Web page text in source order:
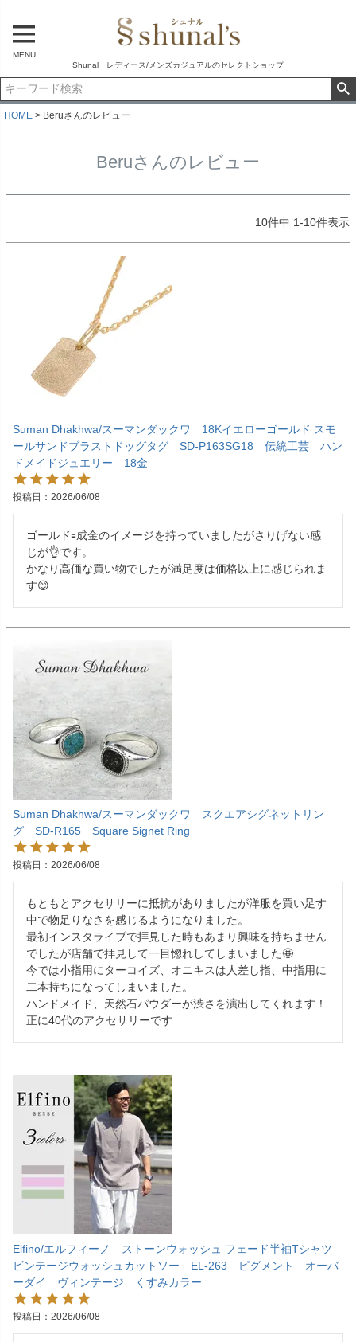
MENU
Shunal レディース/メンズカジュアルのセレクトショップ
HOME Beruさんのレビュー
Beruさんのレビュー
10件中 1-10件表示
Suman Dhakhwa/スーマンダックワ 18Kイエローゴールド スモ
ールサンドブラストドッグタグ SD-P163SG18 伝統工芸 ハン
ドメイドジュエリー 18金
投稿日 2026/06/08
ゴールド🟰成金のイメージを持っていましたがさりげない感
じが👌です。
かなり高価な買い物でしたが満足度は価格以上に感じられま
す😊
Suman Dhakhwa/スーマンダックワ スクエアシグネットリン
グ SD-R165 Square Signet Ring
投稿日 2026/06/08
もともとアクセサリーに抵抗がありましたが洋服を買い足す
中で物足りなさを感じるようになりました。
最初インスタライブで拝見した時もあまり興味を持ちません
でしたが店舗で拝見して一目惚れしてしまいました🤩
今では小指用にターコイズ、オニキスは人差し指、中指用に
二本持ちになってしまいました。
ハンドメイド、天然石パウダーが渋さを演出してくれます！
正に40代のアクセサリーです
Elfino/エルフィーノ ストーンウォッシュ フェード半袖Tシャツ
ビンテージウォッシュカットソー EL-263 ピグメント オーバ
ーダイ ヴィンテージ くすみカラー
投稿日 2026/06/08